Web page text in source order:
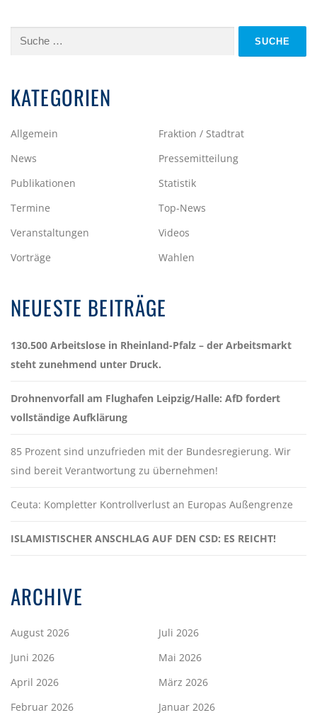
Suche
KATEGORIEN
Allgemein
Fraktion / Stadtrat
News
Pressemitteilung
Publikationen
Statistik
Termine
Top-News
Veranstaltungen
Videos
Vorträge
Wahlen
NEUESTE BEITRÄGE
130.500 Arbeitslose in Rheinland-Pfalz – der Arbeitsmarkt
steht zunehmend unter Druck.
Drohnenvorfall am Flughafen Leipzig/Halle: AfD fordert
vollständige Aufklärung
85 Prozent sind unzufrieden mit der Bundesregierung. Wir
sind bereit Verantwortung zu übernehmen!
Ceuta: Kompletter Kontrollverlust an Europas Außengrenze
ISLAMISTISCHER ANSCHLAG AUF DEN CSD: ES REICHT!
ARCHIVE
August 2026
Juli 2026
Juni 2026
Mai 2026
April 2026
März 2026
Februar 2026
Januar 2026